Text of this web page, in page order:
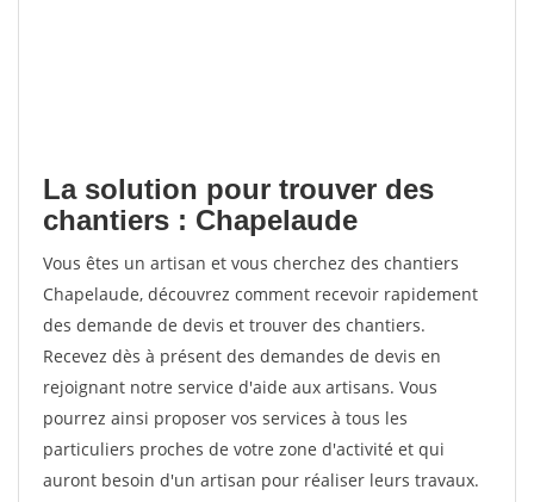
La solution pour trouver des
chantiers : Chapelaude
Vous êtes un artisan et vous cherchez des chantiers
Chapelaude, découvrez comment recevoir rapidement
des demande de devis et trouver des chantiers.
Recevez dès à présent des demandes de devis en
rejoignant notre service d'aide aux artisans. Vous
pourrez ainsi proposer vos services à tous les
particuliers proches de votre zone d'activité et qui
auront besoin d'un artisan pour réaliser leurs travaux.